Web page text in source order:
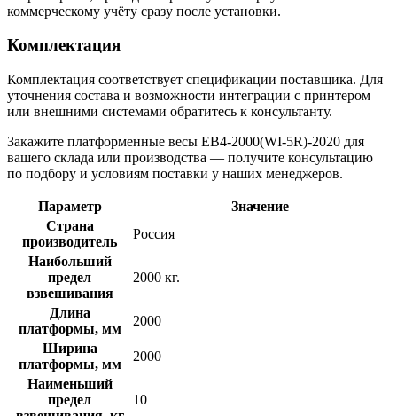
коммерческому учёту сразу после установки.
Комплектация
Комплектация соответствует спецификации поставщика. Для
уточнения состава и возможности интеграции с принтером
или внешними системами обратитесь к консультанту.
Закажите платформенные весы ЕВ4-2000(WI-5R)-2020 для
вашего склада или производства — получите консультацию
по подбору и условиям поставки у наших менеджеров.
Параметр
Значение
Страна
производитель
Россия
Наибольший
предел
взвешивания
2000 кг.
Длина
платформы, мм
2000
Ширина
платформы, мм
2000
Наименьший
предел
10